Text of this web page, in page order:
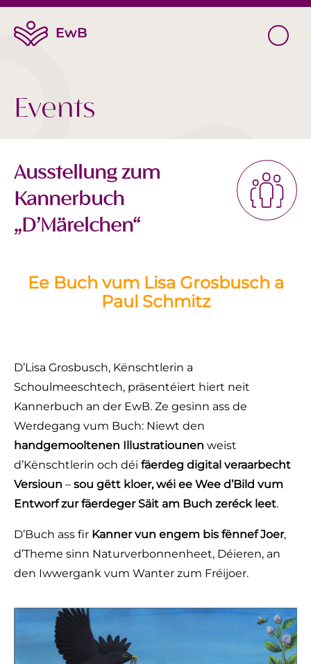
Events
Ausstellung zum
Kannerbuch
„D’Märelchen“
Ee Buch vum Lisa Grosbusch a
Paul Schmitz
D’Lisa Grosbusch, Kënschtlerin a
Schoulmeeschtech, präsentéiert hiert neit
Kannerbuch an der EwB. Ze gesinn ass de
Werdegang vum Buch: Niewt den
handgemooltenen Illustratiounen weist
d’Kënschtlerin och déi fäerdeg digital veraarbecht
Versioun – sou gëtt kloer, wéi ee Wee d’Bild vum
Entworf zur fäerdeger Säit am Buch zeréck leet.
D’Buch ass fir Kanner vun engem bis fënnef Joer,
d’Theme sinn Naturverbonnenheet, Déieren, an
den Iwwergank vum Wanter zum Fréijoer.